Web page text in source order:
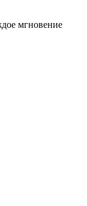
мгновение